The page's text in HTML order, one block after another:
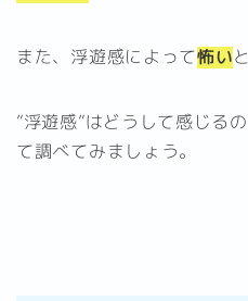
また、浮遊感によって怖い
”浮遊感”はどうして感じる
て調べてみましょう。